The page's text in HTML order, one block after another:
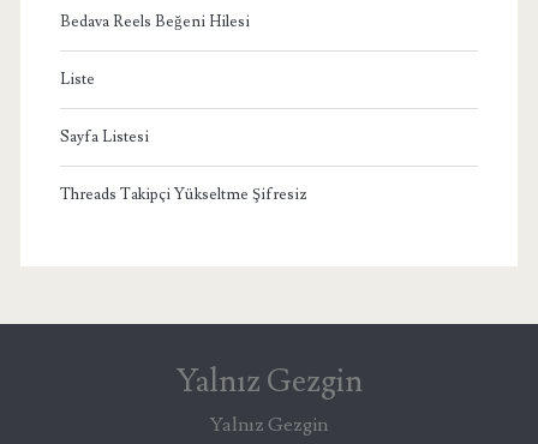
Bedava Reels Beğeni Hilesi
Liste
Sayfa Listesi
Threads Takipçi Yükseltme Şifresiz
Yalnız Gezgin
Yalnız Gezgin